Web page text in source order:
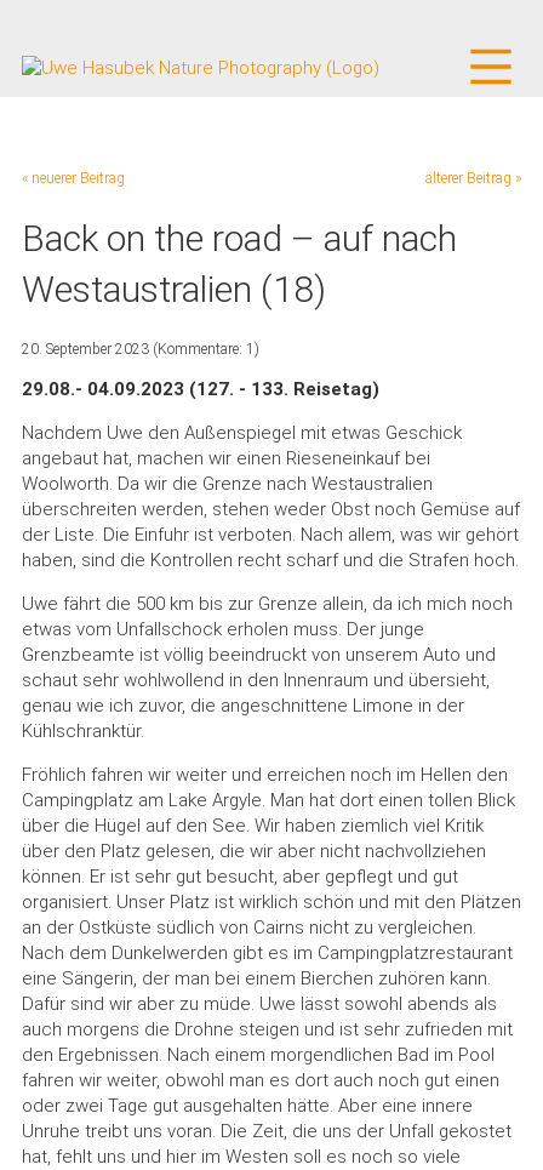
« neuerer Beitrag älterer Beitrag »
Back on the road – auf nach
Westaustralien (18)
20. September 2023 (Kommentare: 1)
29.08.- 04.09.2023 (127. - 133. Reisetag)
Nachdem Uwe den Außenspiegel mit etwas Geschick
angebaut hat, machen wir einen Rieseneinkauf bei
Woolworth. Da wir die Grenze nach Westaustralien
überschreiten werden, stehen weder Obst noch Gemüse auf
der Liste. Die Einfuhr ist verboten. Nach allem, was wir gehört
haben, sind die Kontrollen recht scharf und die Strafen hoch.
Uwe fährt die 500 km bis zur Grenze allein, da ich mich noch
etwas vom Unfallschock erholen muss. Der junge
Grenzbeamte ist völlig beeindruckt von unserem Auto und
schaut sehr wohlwollend in den Innenraum und übersieht,
genau wie ich zuvor, die angeschnittene Limone in der
Kühlschranktür.
Fröhlich fahren wir weiter und erreichen noch im Hellen den
Campingplatz am Lake Argyle. Man hat dort einen tollen Blick
über die Hügel auf den See. Wir haben ziemlich viel Kritik
über den Platz gelesen, die wir aber nicht nachvollziehen
können. Er ist sehr gut besucht, aber gepflegt und gut
organisiert. Unser Platz ist wirklich schön und mit den Plätzen
an der Ostküste südlich von Cairns nicht zu vergleichen.
Nach dem Dunkelwerden gibt es im Campingplatzrestaurant
eine Sängerin, der man bei einem Bierchen zuhören kann.
Dafür sind wir aber zu müde. Uwe lässt sowohl abends als
auch morgens die Drohne steigen und ist sehr zufrieden mit
den Ergebnissen. Nach einem morgendlichen Bad im Pool
fahren wir weiter, obwohl man es dort auch noch gut einen
oder zwei Tage gut ausgehalten hätte. Aber eine innere
Unruhe treibt uns voran. Die Zeit, die uns der Unfall gekostet
hat, fehlt uns und hier im Westen soll es noch so viele